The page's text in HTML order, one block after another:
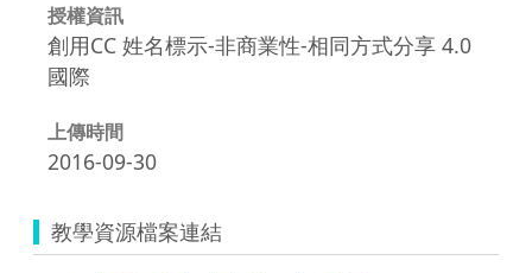
授權資訊
創用CC 姓名標示-非商業性-相同方式分享 4.0
國際
上傳時間
2016-09-30
教學資源檔案連結